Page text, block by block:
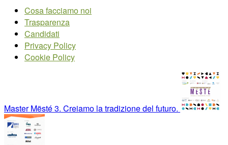
Cosa facciamo noi
Trasparenza
Candidati
Privacy Policy
Cookie Policy
Master Mësté 3. Creiamo la tradizione del futuro.